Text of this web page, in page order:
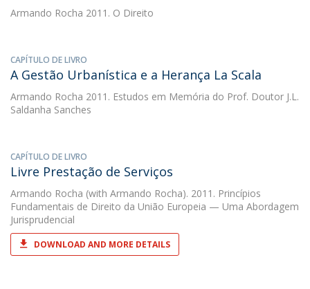
Armando Rocha 2011. O Direito
CAPÍTULO DE LIVRO
A Gestão Urbanística e a Herança La Scala
Armando Rocha 2011. Estudos em Memória do Prof. Doutor J.L.
Saldanha Sanches
CAPÍTULO DE LIVRO
Livre Prestação de Serviços
Armando Rocha (with Armando Rocha). 2011. Princípios
Fundamentais de Direito da União Europeia — Uma Abordagem
Jurisprudencial
DOWNLOAD AND MORE DETAILS